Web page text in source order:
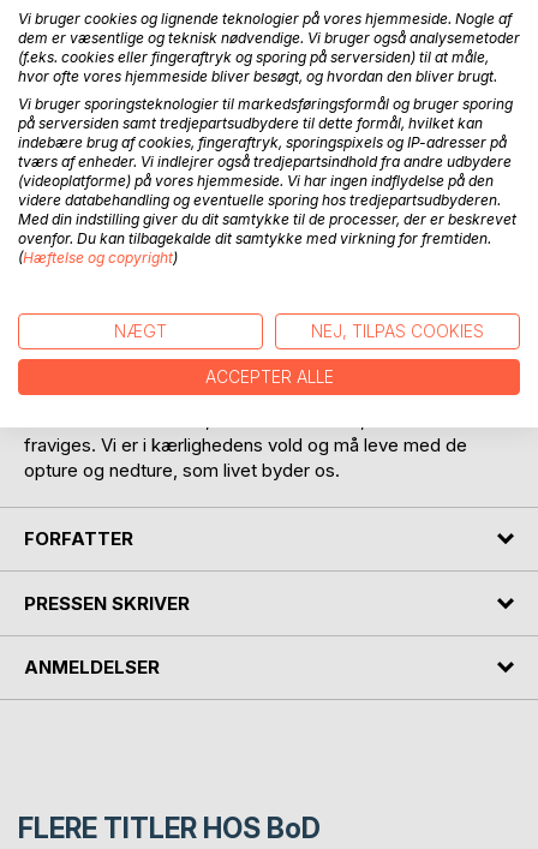
Om kærligheden er der meget at mæle, da den er
menneskets eksistensvilkår og hjertets herskerinde. Når
øjne mødes første gang afslører de følelsernes bånd, og
man bliver til i hinandens blik. Kærligheden er som solen,
der smelter isen i hjertet. Men ak, bekendelsen er
kærlighedens første erosion, hvor kærligheden langsomt
driver væk på de kælvende isflager. Men det ænses ej i
nuet, da det brændende bryst og længslen efter den
anden, fortsat er present. Alle bliver vi ramt, da
værenskærligheden er menneskets lod at bære. Som
Man er blændet og skal lade sig binde for ikke at lade sig
forføre.
Kærligheden følger os gennem livet som et
fraviges. Vi er i kærlighedens vold og må leve med de
opture og nedture, som livet byder os.
FORFATTER
PRESSEN SKRIVER
ANMELDELSER
FLERE TITLER HOS BoD
Vi bruger cookies og lignende teknologier på vores hjemmeside. Nogle af
dem er væsentlige og teknisk nødvendige. Vi bruger også analysemetoder
(f.eks. cookies eller fingeraftryk og sporing på serversiden) til at måle,
hvor ofte vores hjemmeside bliver besøgt, og hvordan den bliver brugt.
Vi bruger sporingsteknologier til markedsføringsformål og bruger sporing
på serversiden samt tredjepartsudbydere til dette formål, hvilket kan
indebære brug af cookies, fingeraftryk, sporingspixels og IP-adresser på
tværs af enheder. Vi indlejrer også tredjepartsindhold fra andre udbydere
(videoplatforme) på vores hjemmeside. Vi har ingen indflydelse på den
videre databehandling og eventuelle sporing hos tredjepartsudbyderen.
Med din indstilling giver du dit samtykke til de processer, der er beskrevet
ovenfor. Du kan tilbagekalde dit samtykke med virkning for fremtiden.
(Hæftelse og copyright)
NÆGT NEJ, TILPAS COOKIES
ACCEPTER ALLE